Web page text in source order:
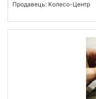
Продавець: Колесо-Центр